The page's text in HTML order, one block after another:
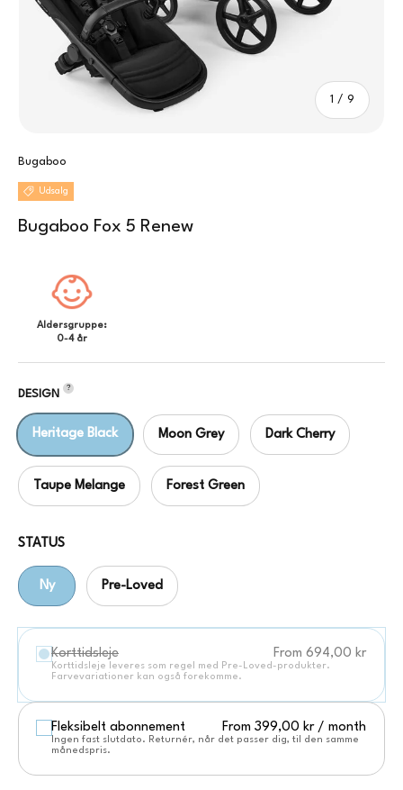
1 / Af
9
Bugaboo
Udsalg
Bugaboo Fox 5 Renew
Aldersgruppe:
0-4 år
DESIGN
?
Heritage Black Moon Grey Dark Cherry
Taupe Melange Forest Green
STATUS
Ny Pre-Loved
Korttidsleje From 694,00 kr
Korttidsleje leveres som regel med Pre-Loved-produkter.
Farvevariationer kan også forekomme.
Fleksibelt abonnement From 399,00 kr/ month
Ingen fast slutdato. Returnér, når det passer dig, til den samme
månedspris.